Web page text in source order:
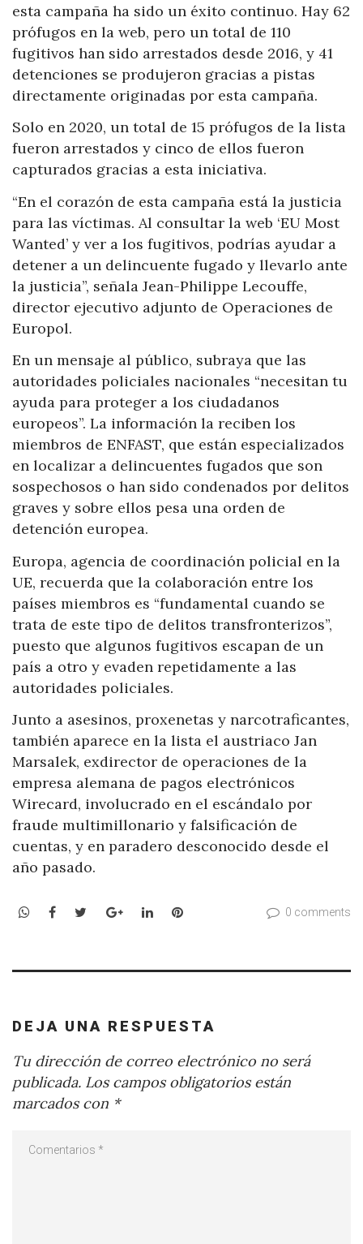
esta campaña ha sido un éxito continuo. Hay 62
prófugos en la web, pero un total de 110
fugitivos han sido arrestados desde 2016, y 41
detenciones se produjeron gracias a pistas
directamente originadas por esta campaña.
Solo en 2020, un total de 15 prófugos de la lista
fueron arrestados y cinco de ellos fueron
capturados gracias a esta iniciativa.
“En el corazón de esta campaña está la justicia
para las víctimas. Al consultar la web ‘EU Most
Wanted’ y ver a los fugitivos, podrías ayudar a
detener a un delincuente fugado y llevarlo ante
la justicia”, señala Jean-Philippe Lecouffe,
director ejecutivo adjunto de Operaciones de
Europol.
En un mensaje al público, subraya que las
autoridades policiales nacionales “necesitan tu
ayuda para proteger a los ciudadanos
europeos”. La información la reciben los
miembros de ENFAST, que están especializados
en localizar a delincuentes fugados que son
sospechosos o han sido condenados por delitos
graves y sobre ellos pesa una orden de
detención europea.
Europa, agencia de coordinación policial en la
UE, recuerda que la colaboración entre los
países miembros es “fundamental cuando se
trata de este tipo de delitos transfronterizos”,
puesto que algunos fugitivos escapan de un
país a otro y evaden repetidamente a las
autoridades policiales.
Junto a asesinos, proxenetas y narcotraficantes,
también aparece en la lista el austriaco Jan
Marsalek, exdirector de operaciones de la
empresa alemana de pagos electrónicos
Wirecard, involucrado en el escándalo por
fraude multimillonario y falsificación de
cuentas, y en paradero desconocido desde el
año pasado.
WhatsApp
Facebook
TwitterGoogle+LinkedInPinterest 0 comments
DEJA UNA RESPUESTA
Tu dirección de correo electrónico no será
publicada. Los campos obligatorios están
marcados con *